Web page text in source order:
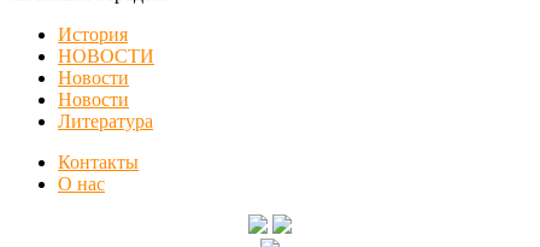
История
НОВОСТИ
Новости
Новости
Литература
Контакты
О нас